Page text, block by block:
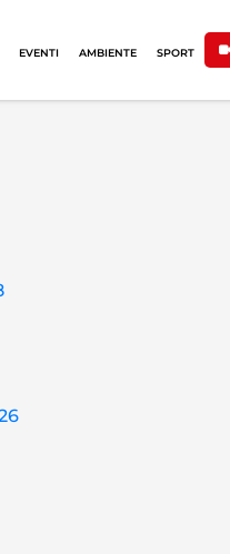
EVENTI AMBIENTE SPORT